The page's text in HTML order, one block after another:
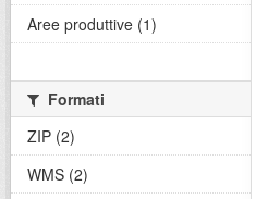
Aree produttive (1)
Formati
ZIP (2)
WMS (2)